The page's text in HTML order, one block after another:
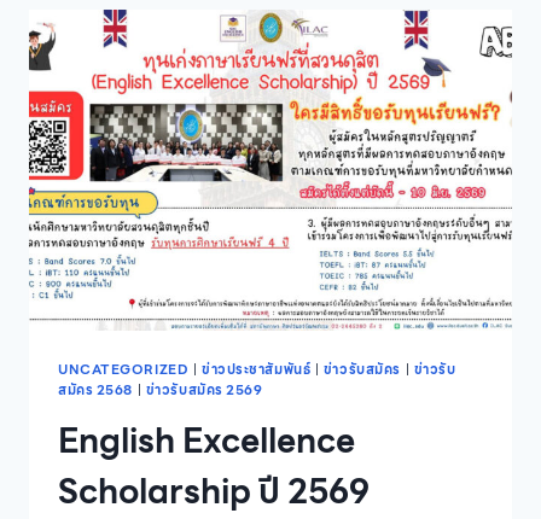
สมัคร
นักศึกษา
ภาค
ปกติ
ระดับ
ปริญญา
ตรี
ปี
การ
2569
รอบ
1
PORTFOLIO
5
2569
UNCATEGORIZED | ข่าวประชาสัมพันธ์ | ข่าวรับสมัคร | ข่าวรับ
สมัคร 2568 | ข่าวรับสมัคร 2569
English Excellence
Scholarship ปี 2569